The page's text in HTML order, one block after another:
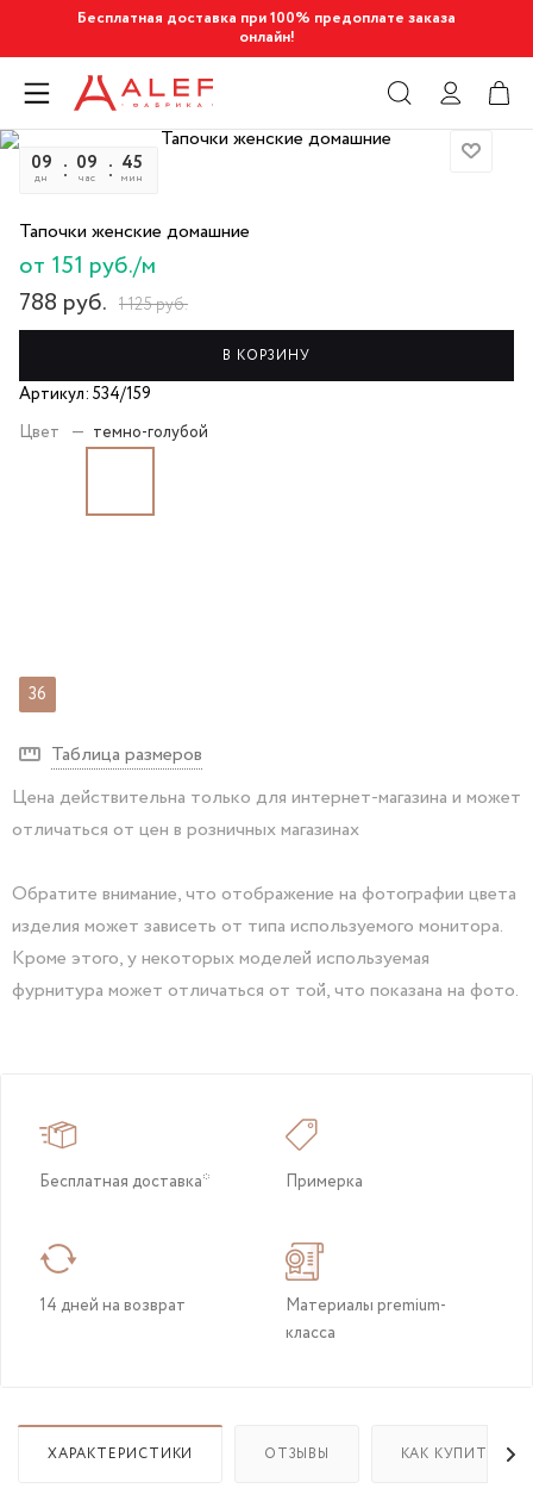
Бесплатная доставка при 100% предоплате заказа
онлайн!
09
дн
09
час
45
мин
Тапочки женские домашние
от 151 руб./м
788 руб. 1 125руб.
В КОРЗИНУ
Артикул: 534/159
Цвет — темно-голубой
36
Таблица размеров
Цена действительна только для интернет-магазина и может
отличаться от цен в розничных магазинах
Обратите внимание, что отображение на фотографии цвета
изделия может зависеть от типа используемого монитора.
Кроме этого, у некоторых моделей используемая
фурнитура может отличаться от той, что показана на фото.
Бесплатная доставка* Примерка
14 дней на возврат
Материалы premium-
класса
ХАРАКТЕРИСТИКИ ОТЗЫВЫ КАК КУПИТЬ